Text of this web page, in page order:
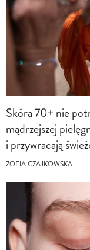
Skóra 70+ nie
mądrzejszej
i przywracają
ZOFIA CZAJKOWSKA